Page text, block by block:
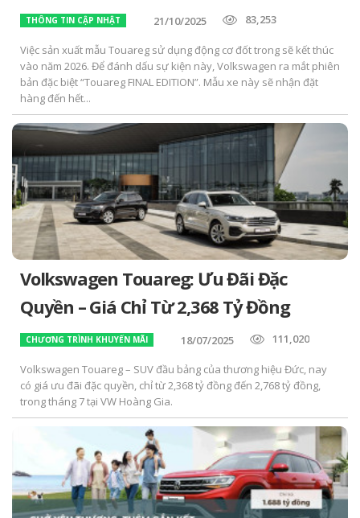
THÔNG TIN CẬP NHẬT 21/10/2025 83,253
Việc sản xuất mẫu Touareg sử dụng động cơ đốt trong sẽ kết thúc
vào năm 2026. Để đánh dấu sự kiện này, Volkswagen ra mắt phiên
bản đặc biệt “Touareg FINAL EDITION”. Mẫu xe này sẽ nhận đặt
hàng đến hết...
Volkswagen Touareg: Ưu Đãi Đặc
Quyền – Giá Chỉ Từ 2,368 Tỷ Đồng
CHƯƠNG TRÌNH KHUYẾN MÃI 18/07/2025 111,020
Volkswagen Touareg – SUV đầu bảng của thương hiệu Đức, nay
có giá ưu đãi đặc quyền, chỉ từ 2,368 tỷ đồng đến 2,768 tỷ đồng,
trong tháng 7 tại VW Hoàng Gia.